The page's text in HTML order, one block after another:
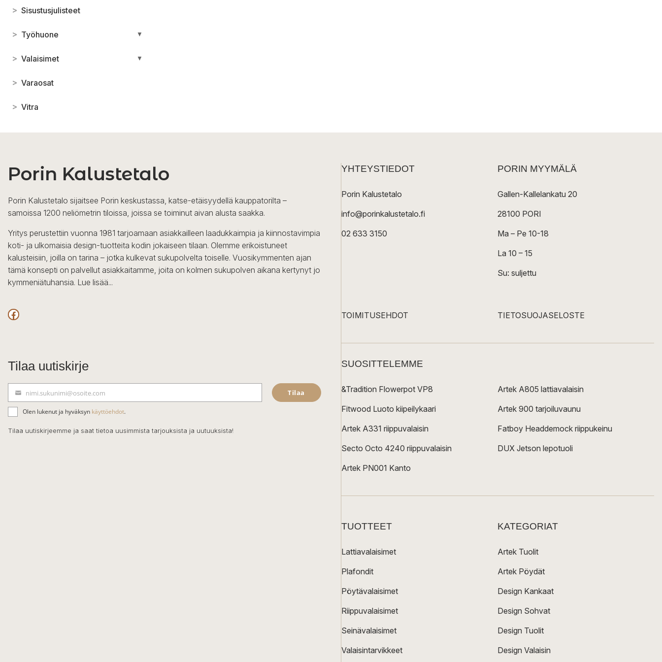
> Sisustusjulisteet
> Työhuone ▼
> Valaisimet ▼
> Varaosat
> Vitra
Porin Kalustetalo
Porin Kalustetalo sijaitsee Porin keskustassa, katse-etäisyydellä kauppatorilta –
samoissa 1200 neliömetrin tiloissa, joissa se toiminut aivan alusta saakka.
Yritys perustettiin vuonna 1981 tarjoamaan asiakkailleen laadukkaimpia ja kiinnostavimpia
koti- ja ulkomaisia design-tuotteita kodin jokaiseen tilaan. Olemme erikoistuneet
kalusteisiin, joilla on tarina – jotka kulkevat sukupolvelta toiselle. Vuosikymmenten ajan
tämä konsepti on palvellut asiakkaitamme, joita on kolmen sukupolven aikana kertynyt jo
kymmeniätuhansia. Lue lisää...
Facebook
Tilaa uutiskirje
ä
h
k
nimi.sukunimi@osoite.com Tilaa
Olen lukenut ja hyväksyn käyttöehdot.
Tilaa uutiskirjeemme ja saat tietoa uusimmista tarjouksista ja uutuuksista!
YHTEYSTIEDOT
Porin Kalustetalo
info@porinkalustetalo.fi
02 633 3150
PORIN MYYMÄLÄ
Gallen-Kallelankatu 20
28100 PORI
Ma – Pe 10-18
La 10 – 15
Su: suljettu
TOIMITUSEHDOT TIETOSUOJASELOSTE
SUOSITTELEMME
&Tradition Flowerpot VP8
Fitwood Luoto kiipeilykaari
Artek A331 riippuvalaisin
Secto Octo 4240 riippuvalaisin
Artek PN001 Kanto
Artek A805 lattiavalaisin
Artek 900 tarjoiluvaunu
Fatboy Headdemock riippukeinu
DUX Jetson lepotuoli
TUOTTEET
Lattiavalaisimet
Plafondit
Pöytävalaisimet
Riippuvalaisimet
Seinävalaisimet
Valaisintarvikkeet
KATEGORIAT
Artek Tuolit
Artek Pöydät
Design Kankaat
Design Sohvat
Design Tuolit
Design Valaisin